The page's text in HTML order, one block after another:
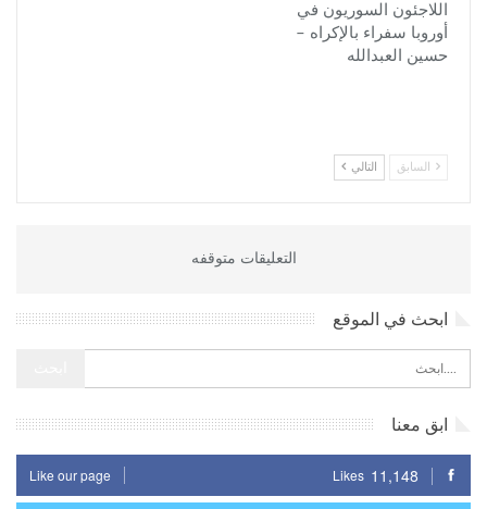
اللاجئون السوريون في
أوروبا سفراء بالإكراه –
حسين العبدالله
السابق التالي
التعليقات متوقفه
ابحث في الموقع
ابق معنا
11,148
Likes
Like our page